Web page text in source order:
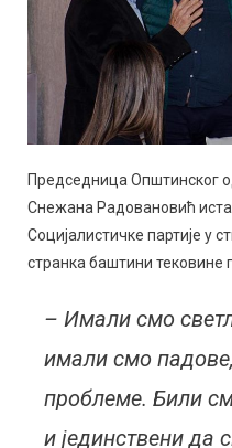
Председница Општинског
Снежана Радовановић
Социјалистичке партије у
странка баштини тековине
– Имали смо
имали смо
проблеме. Били
и јединствени да